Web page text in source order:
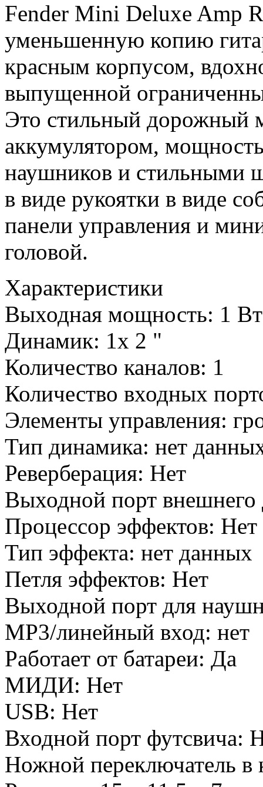
Fender Mini Deluxe Amp
уменьшенную копию
красным корпусом,
выпущенной
Это стильный дорожный
аккумулятором,
наушников и стильными
в виде рукоятки в виде
панели управления и
головой.
Характеристики
Выходная мощность: 1 Вт
Динамик: 1x 2 "
Количество каналов: 1
Количество входных
Элементы управления:
Тип динамика: нет
Реверберация: Нет
Выходной порт
Процессор эффектов: Нет
Тип эффекта: нет данных
Петля эффектов: Нет
Выходной порт для
MP3/линейный вход: нет
Работает от батареи: Да
МИДИ: Нет
USB: Нет
Входной порт футсвича:
Ножной переключатель в